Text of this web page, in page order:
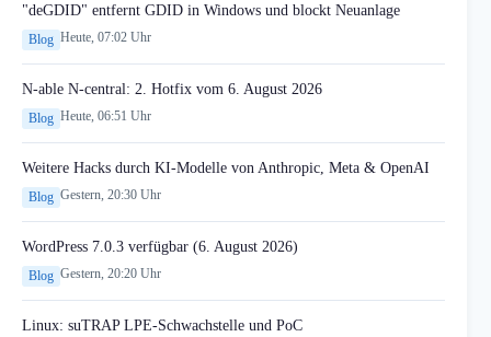
"deGDID" entfernt GDID in Windows und blockt Neuanlage
Blog Heute, 07:02 Uhr
N-able N-central: 2. Hotfix vom 6. August 2026
Blog Heute, 06:51 Uhr
Weitere Hacks durch KI-Modelle von Anthropic, Meta & OpenAI
Blog Gestern, 20:30 Uhr
WordPress 7.0.3 verfügbar (6. August 2026)
Blog Gestern, 20:20 Uhr
Linux: suTRAP LPE-Schwachstelle und PoC